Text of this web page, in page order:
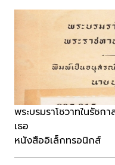
พระบรมราโชวาทในรัชก
เธอ
หนังสืออิเล็กทรอนิกส์